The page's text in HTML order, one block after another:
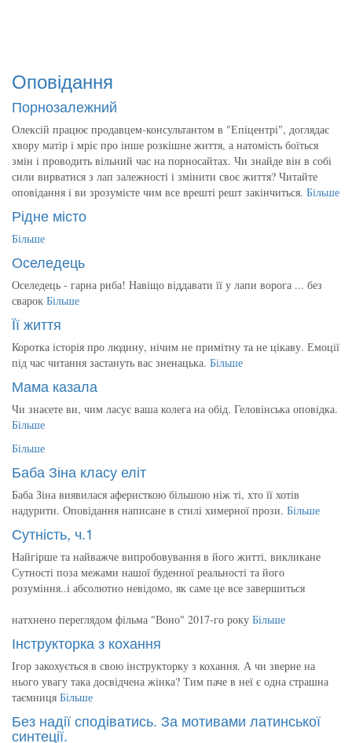
Оповідання
Порнозалежний
Олексій працює продавцем-консультантом в "Епіцентрі", доглядає
хвору матір і мріє про інше розкішне життя, а натомість боїться
змін і проводить вільний час на порносайтах. Чи знайде він в собі
сили вирватися з лап залежності і змінити своє життя? Читайте
оповідання і ви зрозумієте чим все врешті решт закінчиться. Більше
Рідне місто
Більше
Оселедець
Оселедець - гарна риба! Навіщо віддавати її у лапи ворога ... без
сварок Більше
Її життя
Коротка історія про людину, нічим не примітну та не цікаву. Емоції
під час читання застануть вас зненацька. Більше
Мама казала
Чи знаєете ви, чим ласує ваша колега на обід. Геловінська оповідка.
Більше
Більше
Баба Зіна класу еліт
Баба Зіна виявилася аферисткою більшою ніж ті, хто її хотів
надурити. Оповідання написане в стилі химерної прози. Більше
Сутність, ч.1
Найгірше та найважче випробовування в його житті, викликане
Сутності поза межами нашої буденної реальності та його
розуміння..і абсолютно невідомо, як саме це все завершиться
натхнено переглядом фільма "Воно" 2017-го року Більше
Інструкторка з кохання
Ігор закохується в свою інструкторку з кохання. А чи зверне на
нього увагу така досвідчена жінка? Тим паче в неї є одна страшна
таємниця Більше
Без надії сподіватись. За мотивами латинської
синтеції.